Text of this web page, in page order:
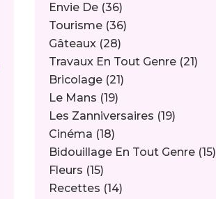
Envie De (36)
Tourisme (36)
Gâteaux (28)
Travaux En Tout Genre (21)
Bricolage (21)
Le Mans (19)
Les Zanniversaires (19)
Cinéma (18)
Bidouillage En Tout Genre (15)
Fleurs (15)
Recettes (14)